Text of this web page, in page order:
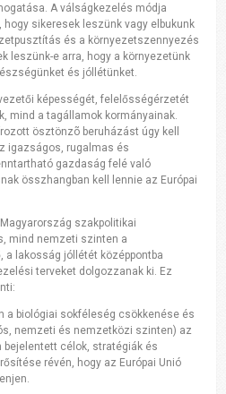
A válságkezelés módja
sikeresek leszünk vagy elbukunk
és a környezetszennyezés
leszünk-e arra, hogy a környezetünk
és jóllétünket.
képességét, felelősségérzetét
mind a tagállamok kormányainak.
ösztönzõ beruházást úgy kell
igazságos, rugalmas és
gazdaság felé való
összhangban kell lennie az Európai
szakpolitikai
mind nemzeti szinten a
lakosság jóllétét középpontba
terveket dolgozzanak ki. Ez
a biológiai sokféleség csökkenése és
nemzeti és nemzetközi szinten) az
bejelentett célok, stratégiák és
révén, hogy az Európai Unió